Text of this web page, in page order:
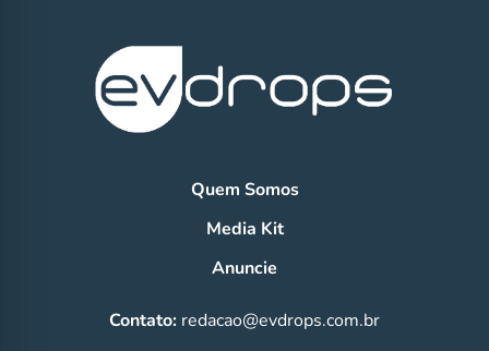
Quem Somos
Media Kit
Anuncie
Contato: redacao@evdrops.com.br